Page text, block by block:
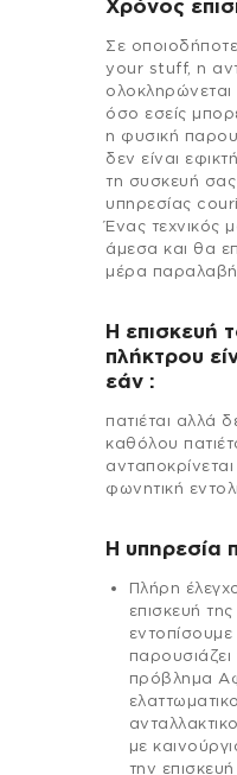
Χρόνος
Σε
your stuff, η
ολοκληρώνεται
όσο εσείς
η φυσική
δεν είναι
τη συσκευή
υπηρεσίας
Ένας τεχνικός
άμεσα και θα
μέρα
Η επισκευή
πλήκτρου
εάν :
πατιέται αλλά
καθόλου
φωνητική
H υπηρεσία
Πλήρη
επισκευή
πρόβλημα
με
την